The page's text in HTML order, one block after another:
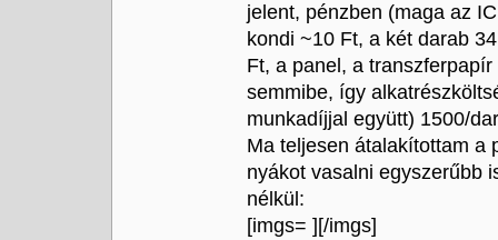
jelent, pénzben (maga az
kondi ~10 Ft, a két darab
Ft, a panel, a
semmibe, így
munkadíjjal együtt) 1500/
Ma teljesen átalakítottam a
nyákot vasalni egyszerűbb
nélkül:
[imgs= ][/imgs]